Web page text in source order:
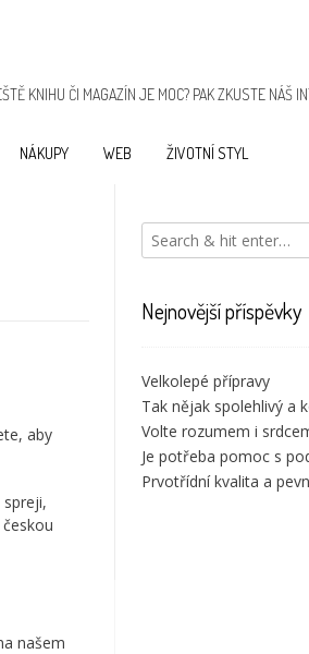
KNIHU ČI MAGAZÍN JE MOC? PAK ZKUSTE NÁŠ
NÁKUPY WEB ŽIVOTNÍ STYL
aby
našem
příspěvek
Navigace
příspěvek
Vinylové
podlahy
Nejnovější příspěvky
Velkolepé přípravy
Tak nějak spolehlivý a
Volte rozumem i
Je potřeba pomoc s
Prvotřídní kvalita a